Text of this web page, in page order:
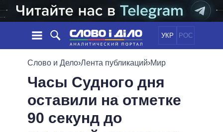
УКР РОС
НОВОСТИ
ЛЕНТА
СОБЫТИЯ
СТАТЬИ
ПОЛИТИКА
ЭКОНОМИКА
ОБЩЕСТВО
ОБЕЩАНИЯ
ПОЛИТИКИ
ВСЕ ПОЛИТИКИИНФОГРАФИКА
Слово и Дело›Лента публикаций›Мир
Часы Судного дня
оставили на отметке
90 секунд до